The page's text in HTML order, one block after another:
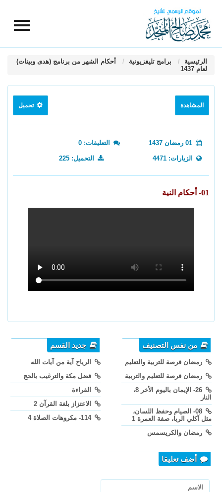
الرئيسية برامج تليفزيونية
أحكام الشهر من برنامج (هدى وبينات)
لعام 1437
المشاهدة تحميل
التعليقات: 0
الزيارات: 4471 التحميل: 225
01- أحكام النية
من نفس التصنيف
رمضان فرصة للتربية والتعليم
رمضان فرصة للتعليم والتربية
26- الإيمان باليوم الأخر 8،
النار
08- الصيام وحفظ اللسان،
مثل آكلي الربا، صفة العمرة 1
رمضان والكريسمس
جديد القسم
الرياح آية من آيات الله
فضل مكة والترغيب بالحج
القراءة
الاعتزاز بلغة القرآن 2
114- مكروهات الصلاة 4
أضف تعليقا